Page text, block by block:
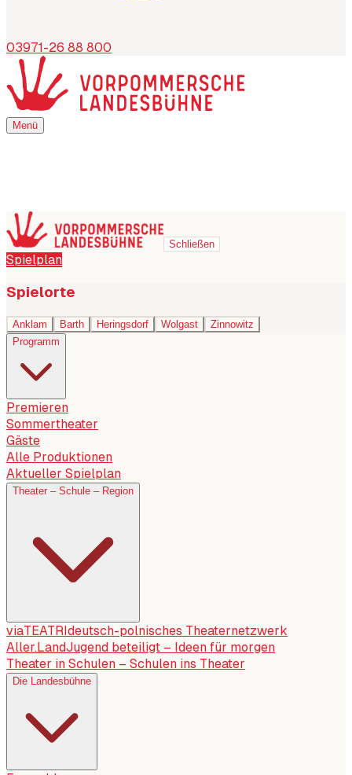
03971-26 88 800
Menü
Menü
Schließen
Spielplan
Spielorte
Anklam Barth Heringsdorf Wolgast
Zinnowitz
Programm
Premieren
Sommertheater
Gäste
Alle Produktionen
Aktueller Spielplan
Theater – Schule – Region
viaTEATRI deutsch-polnisches Theaternetzwerk
Aller.LandJugend beteiligt – Ideen für morgen
Theater in Schulen – Schulen ins Theater
Die Landesbühne